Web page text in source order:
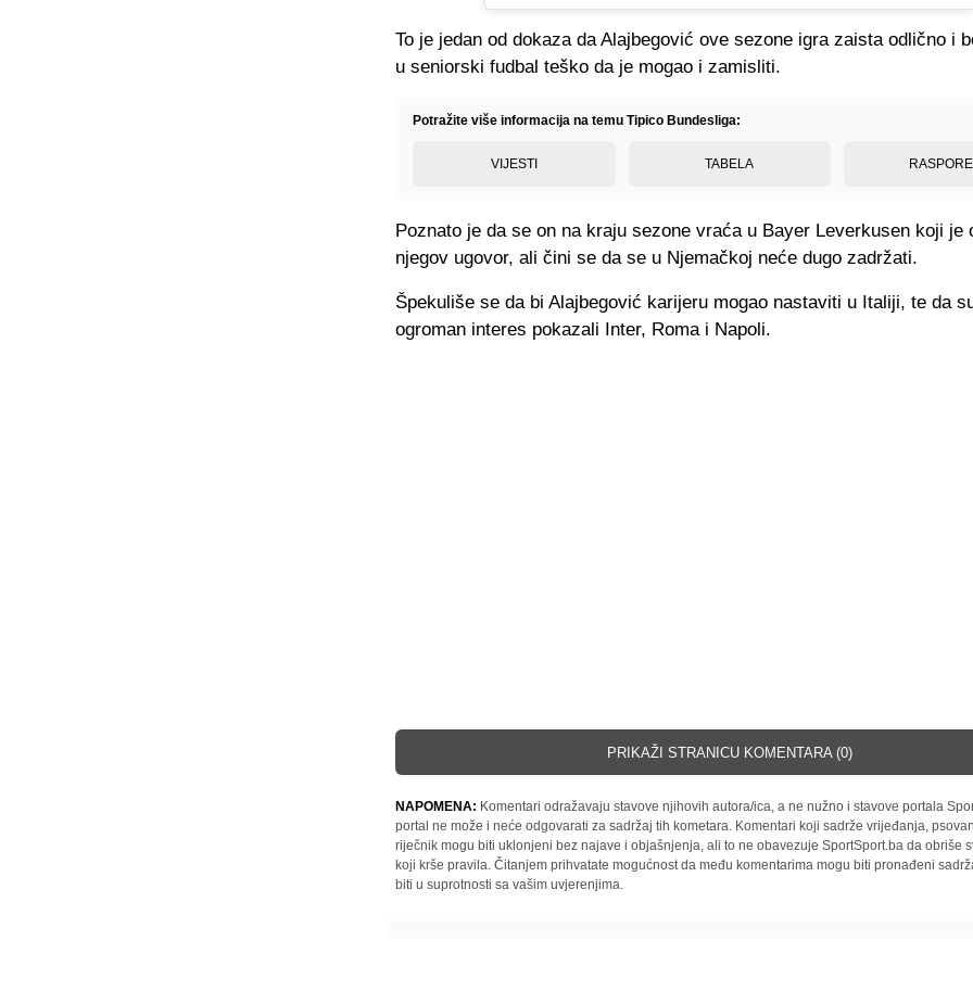
To je jedan od dokaza da Alajbegović ove sezone igra zaista odlično i
u seniorski fudbal teško da je mogao i zamisliti.
Potražite više informacija na temu Tipico Bundesliga:
VIJESTI TABELA
Poznato je da se on na kraju sezone vraća u Bayer Leverkusen koji je
njegov ugovor, ali čini se da se u Njemačkoj neće dugo zadržati.
Špekuliše se da bi Alajbegović karijeru mogao nastaviti u Italiji, te da
ogroman interes pokazali Inter, Roma i Napoli.
PRIKAŽI STRANICU KOMENTARA (0)
NAPOMENA: Komentari odražavaju stavove njihovih autora/ica, a ne nužno i stavove portala
portal ne može i neće odgovarati za sadržaj tih kometara. Komentari koji sadrže vrijeđanja,
riječnik mogu biti uklonjeni bez najave i objašnjenja, ali to ne obavezuje SportSport.ba da obriše
koji krše pravila. Čitanjem prihvatate mogućnost da među komentarima mogu biti pronađeni
biti u suprotnosti sa vašim uvjerenjima.